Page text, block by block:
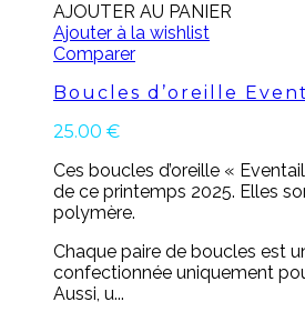
AJOUTER AU PANIER
Ajouter à la wishlist
Comparer
Boucles d’oreille
25.00 €
Ces boucles d’oreille «
de ce printemps 2025. Elles
polymère.
Chaque paire de boucles est
confectionnée uniquement
Aussi, u...